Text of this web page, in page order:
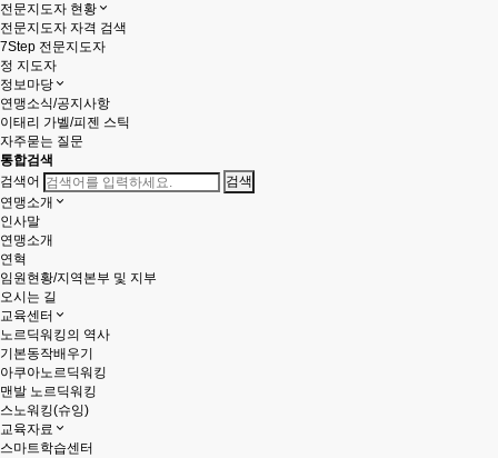
전문지도자 현황
전문지도자 자격 검색
7Step 전문지도자
정 지도자
정보마당
연맹소식/공지사항
이태리 가벨/피젠 스틱
자주묻는 질문
통합검색
검색어
연맹소개
인사말
연맹소개
연혁
임원현황/지역본부 및 지부
오시는 길
교육센터
노르딕워킹의 역사
기본동작배우기
아쿠아노르딕워킹
맨발 노르딕워킹
스노워킹(슈잉)
교육자료
스마트학습센터